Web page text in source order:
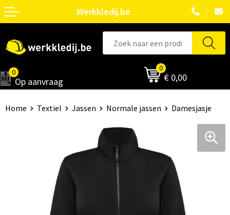
Werkkledij.be
0
Op aanvraag
0
€ 0,00
Home Textiel Jassen Normale jassen Damesjasje